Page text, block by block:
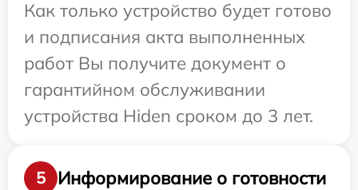
Как только устройство будет готово
и подписания акта выполненных
работ Вы получите документ о
гарантийном обслуживании
устройства Hiden сроком до 3 лет.
5
Информирование о готовности